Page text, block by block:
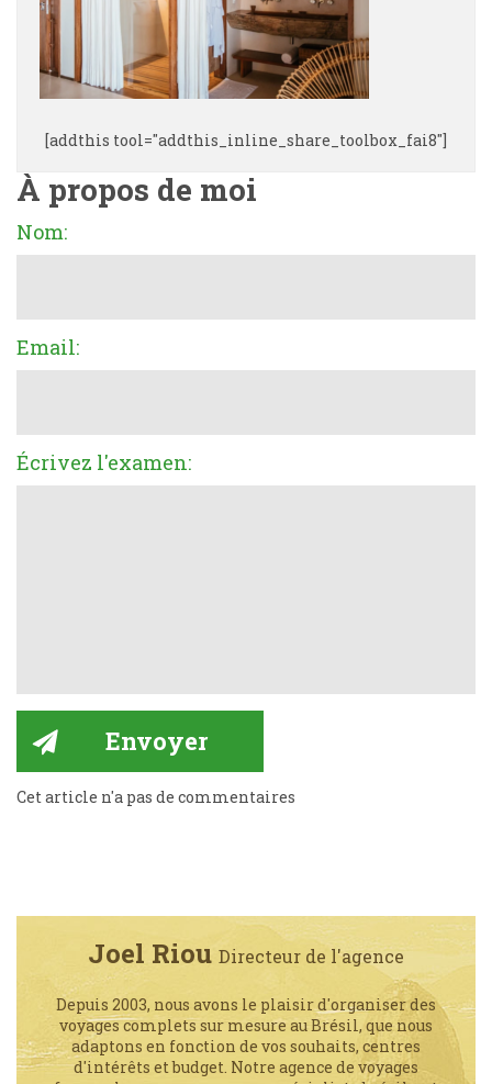
[addthis tool="addthis_inline_share_toolbox_fai8"]
À propos de moi
Nom:
Email:
Écrivez l'examen:
Cet article n'a pas de commentaires
Joel Riou Directeur de l'agence
Depuis 2003, nous avons le plaisir d'organiser des
voyages complets sur mesure au Brésil, que nous
adaptons en fonction de vos souhaits, centres
d'intérêts et budget. Notre agence de voyages